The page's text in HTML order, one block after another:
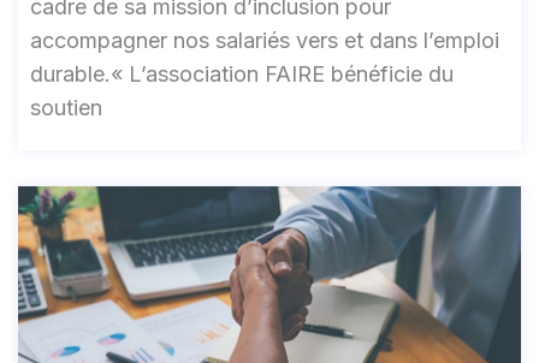
cadre de sa mission d’inclusion pour
accompagner nos salariés vers et dans l’emploi
durable.« L’association FAIRE bénéficie du
soutien